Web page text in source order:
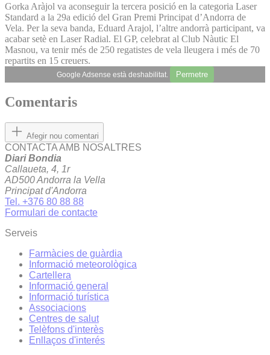
Gorka Aràjol va aconseguir la tercera posició en la categoria Laser
Standard a la 29a edició del Gran Premi Principat d’Andorra de
Vela. Per la seva banda, Eduard Arajol, l’altre andorrà participant, va
acabar setè en Laser Radial. El GP, celebrat al Club Nàutic El
Masnou, va tenir més de 250 regatistes de vela lleugera i més de 70
repartits en 15 creuers.
Google Adsense està deshabilitat. Permetre
Comentaris
Afegir nou comentari
CONTACTA AMB NOSALTRES
Diari Bondia
Callaueta, 4, 1r
AD500 Andorra la Vella
Principat d'Andorra
Tel. +376 80 88 88
Formulari de contacte
Serveis
Farmàcies de guàrdia
Informació meteorològica
Cartellera
Informació general
Informació turística
Associacions
Centres de salut
Telèfons d'interès
Enllaços d'interés